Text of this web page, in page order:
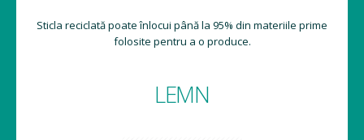
Sticla reciclată poate înlocui până la 95% din materiile prime
folosite pentru a o produce.
LEMN